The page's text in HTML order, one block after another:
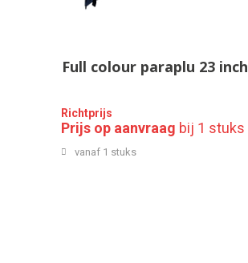
Full colour paraplu 23 inch
Richtprijs
Prijs op aanvraag bij 1 stuks
vanaf 1 stuks